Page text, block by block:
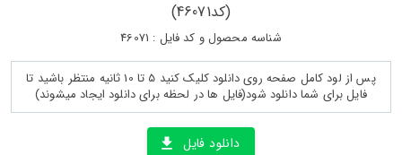
(کد46071)
شناسه محصول و کد فایل : 46071
پس از لود کامل صفحه روی دانلود کلیک کنید 5 تا 10 ثانیه منتظر باشید تا
فایل برای شما دانلود شود(فایل ها در لحظه برای دانلود ایجاد میشوند)
دانلود فایل